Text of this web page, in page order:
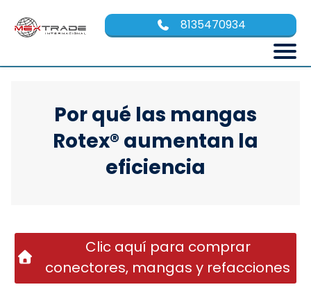
8135470934
Por qué las mangas
Rotex® aumentan la
eficiencia
Clic aquí para comprar
conectores, mangas y refacciones